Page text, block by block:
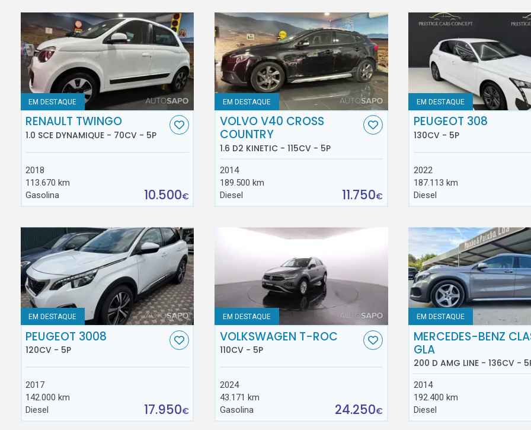
EM DESTAQUE
RENAULT TWINGO
1.0 SCE DYNAMIQUE - 70CV - 5P
2018
113.670 km
Gasolina
10.500€
EM DESTAQUE
VOLVO V40 CROSS
COUNTRY
1.6 D2 KINETIC - 115CV - 5P
2014
189.500 km
Diesel
11.750€
EM DESTAQUE
PEUGEOT 308
130CV - 5P
2022
187.113 km
Diesel
EM DESTAQUE
PEUGEOT 3008
120CV - 5P
2017
142.000 km
Diesel
17.950€
EM DESTAQUE
VOLKSWAGEN T-ROC
110CV - 5P
2024
43.171 km
Gasolina
24.250€
EM DESTAQUE
MERCEDES-BENZ
GLA
200 D AMG LINE - 136CV -
2014
192.400 km
Diesel